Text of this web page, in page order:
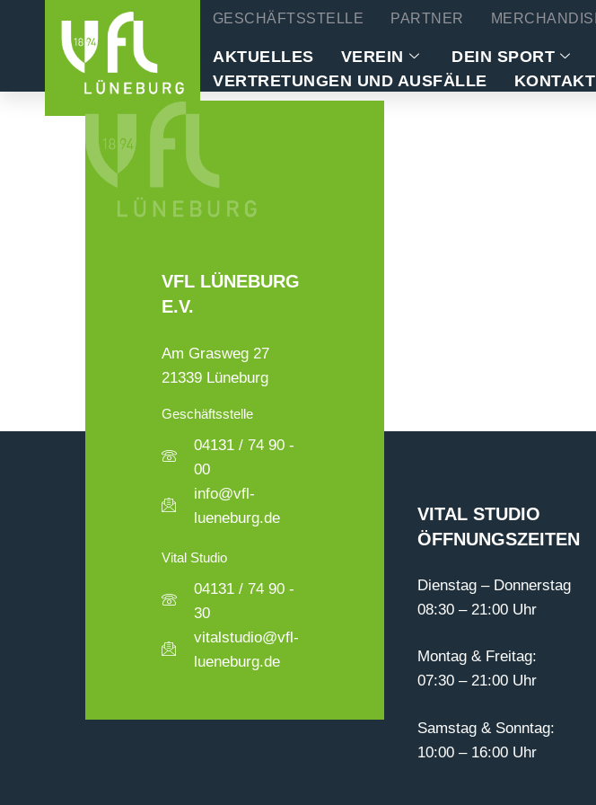
GESCHÄFTSSTELLE PARTNER
AKTUELLES VEREIN DEIN SPORT
VERTRETUNGEN UND AUSFÄLLE
KONTAKT
VFL LÜNEBURG
E.V.
Am Grasweg 27
21339 Lüneburg
Geschäftsstelle
04131 / 74 90 -
00
info@vfl-
lueneburg.de
Vital Studio
04131 / 74 90 -
30
vitalstudio@vfl-
lueneburg.de
VITAL STUDIO
ÖFFNUNGSZEITEN
Dienstag – Donnerstag
08:30 – 21:00 Uhr
Montag & Freitag:
07:30 – 21:00 Uhr
Samstag & Sonntag:
10:00 – 16:00 Uhr